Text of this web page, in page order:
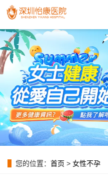
您的位置： 首页 > 女性不孕